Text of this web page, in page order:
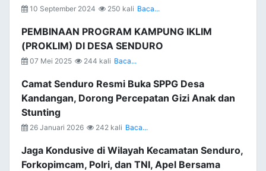
10 September 2024 250 kali Baca...
PEMBINAAN PROGRAM KAMPUNG IKLIM
(PROKLIM) DI DESA SENDURO
07 Mei 2025 244 kali Baca...
Camat Senduro Resmi Buka SPPG Desa
Kandangan, Dorong Percepatan Gizi Anak dan
Stunting
26 Januari 2026 242 kali Baca...
Jaga Kondusive di Wilayah Kecamatan Senduro,
Forkopimcam, Polri, dan TNI, Apel Bersama